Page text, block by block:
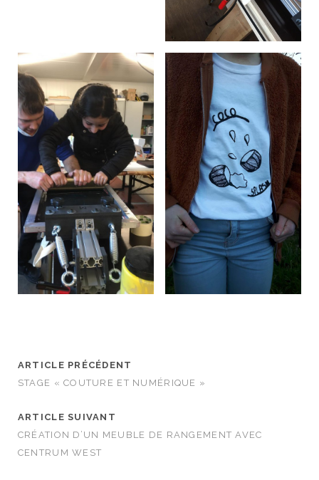
ARTICLE PRÉCÉDENT
STAGE « COUTURE ET NUMÉRIQUE »
ARTICLE SUIVANT
CRÉATION D’UN MEUBLE DE RANGEMENT AVEC
CENTRUM WEST